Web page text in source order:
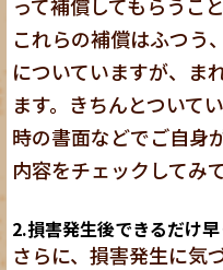
これらの補償はふつう
についていますが、ま
ます。きちんとついて
時の書面などでご自身
内容をチェックしてみ
2.損害発生後できるだけ
さらに、損害発生に気